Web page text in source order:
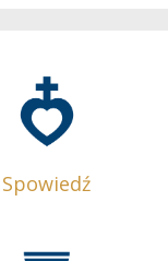
Spowiedź